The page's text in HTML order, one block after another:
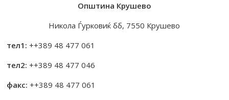
Општина Крушево
Никола Ѓурковиќ бб, 7550 Крушево
тел1: ++389 48 477 061
тел2: ++389 48 477 046
факс: ++389 48 477 061